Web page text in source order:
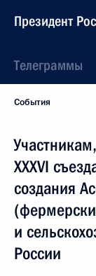
Президент
Телеграммы
События
XXXVI
создания
и
России